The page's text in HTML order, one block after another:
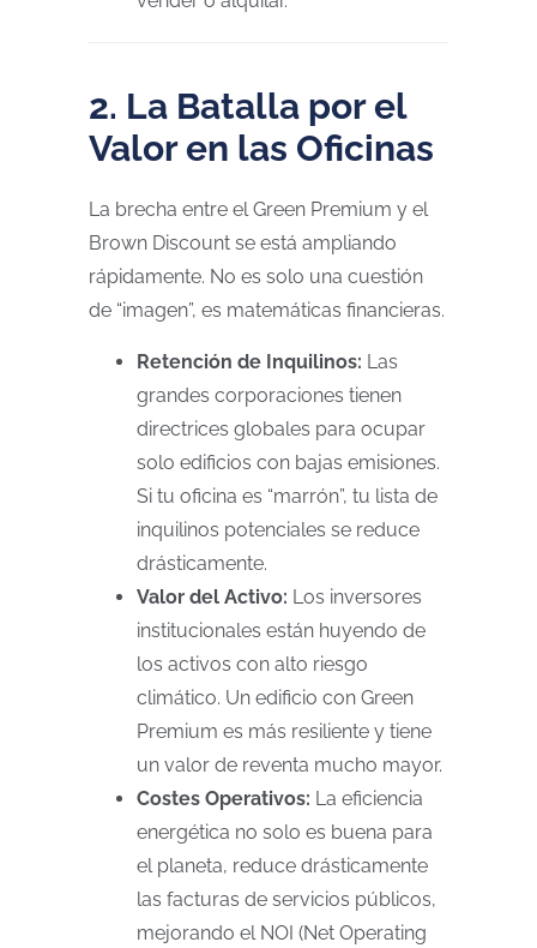
2. La Batalla por el
Valor en las Oficinas
La brecha entre el Green Premium y el
Brown Discount se está ampliando
rápidamente. No es solo una cuestión
de “imagen”, es matemáticas financieras.
Retención de Inquilinos: Las
grandes corporaciones tienen
directrices globales para ocupar
solo edificios con bajas emisiones.
Si tu oficina es “marrón”, tu lista de
inquilinos potenciales se reduce
drásticamente.
Valor del Activo: Los inversores
institucionales están huyendo de
los activos con alto riesgo
climático. Un edificio con Green
Premium es más resiliente y tiene
un valor de reventa mucho mayor.
Costes Operativos: La eficiencia
energética no solo es buena para
el planeta, reduce drásticamente
las facturas de servicios públicos,
mejorando el NOI (Net Operating